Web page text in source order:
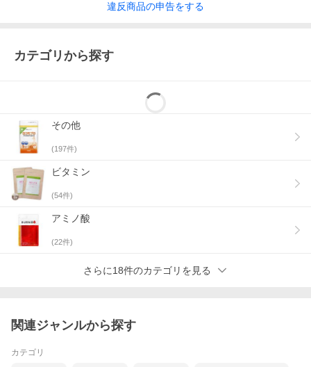
違反商品の申告をする
カテゴリから探す
その他
(197件)
ビタミン
(54件)
アミノ酸
(22件)
さらに18件のカテゴリを見る
関連ジャンルから探す
カテゴリ